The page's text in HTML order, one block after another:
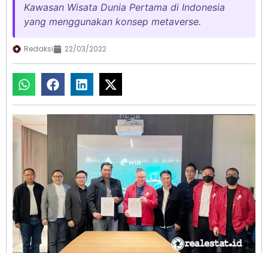
Kawasan Wisata Dunia Pertama di Indonesia
yang menggunakan konsep metaverse.
Redaksi 22/03/2022